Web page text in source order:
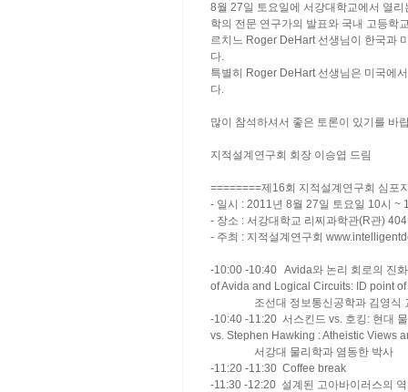
8월 27일 토요일에 서강대학교에서 열
학의 전문 연구가의 발표와 국내 고등학
르치느 Roger DeHart 선생님이 한국과
다.
특별히 Roger DeHart 선생님은 미국에
다.
많이 참석하셔서 좋은 토론이 있기를 바
지적설계연구회 회장 이승엽 드림
========제16회 지적설계연구회 심포
- 일시 : 2011년 8월 27일 토요일 10시 ~
- 장소 : 서강대학교 리찌과학관(R관)
- 주최 : 지적설계연구회
-10:00 -10:40 Avida와 논리 회로의 진
of Avida and Logical Circuits: ID point
조선대 정보통신공학과 김영식
-10:40 -11:20 서스킨드 vs. 호킹: 현대
vs. Stephen Hawking : Atheistic Views
서강대 물리학과 염동한 박사
-11:20 -11:30 Coffee break
-11:30 -12:20 설계된 고아바이러스의